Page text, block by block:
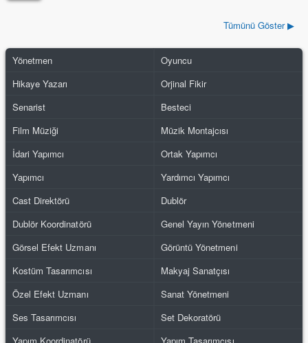
Tümünü Göster ▶
Yönetmen
Oyuncu
Hikaye Yazarı
Orjinal Fikir
Senarist
Besteci
Film Müziği
Müzik Montajcısı
İdari Yapımcı
Ortak Yapımcı
Yapımcı
Yardımcı Yapımcı
Cast Direktörü
Dublör
Dublör Koordinatörü
Genel Yayın Yönetmeni
Görsel Efekt Uzmanı
Görüntü Yönetmeni
Kostüm Tasarımcısı
Makyaj Sanatçısı
Özel Efekt Uzmanı
Sanat Yönetmeni
Ses Tasarımcısı
Set Dekoratörü